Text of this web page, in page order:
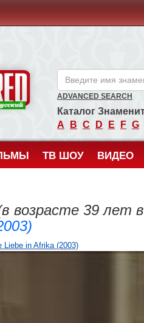
ADVANCED SEARCH
Каталог
A
B C D E F G
ТВ ШОУ ВИДЕО
возрасте 39 лет
in Afrika (2003)